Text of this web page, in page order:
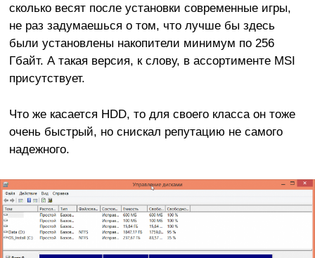
сколько весят после установки современные игры,
не раз задумаешься о том, что лучше бы здесь
были установлены накопители минимум по 256
Гбайт. А такая версия, к слову, в ассортименте MSI
присутствует.
Что же касается HDD, то для своего класса он тоже
очень быстрый, но снискал репутацию не самого
надежного.